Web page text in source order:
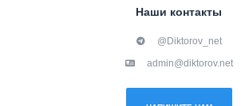
Наши контакты
@Diktorov_net
admin@diktorov.net